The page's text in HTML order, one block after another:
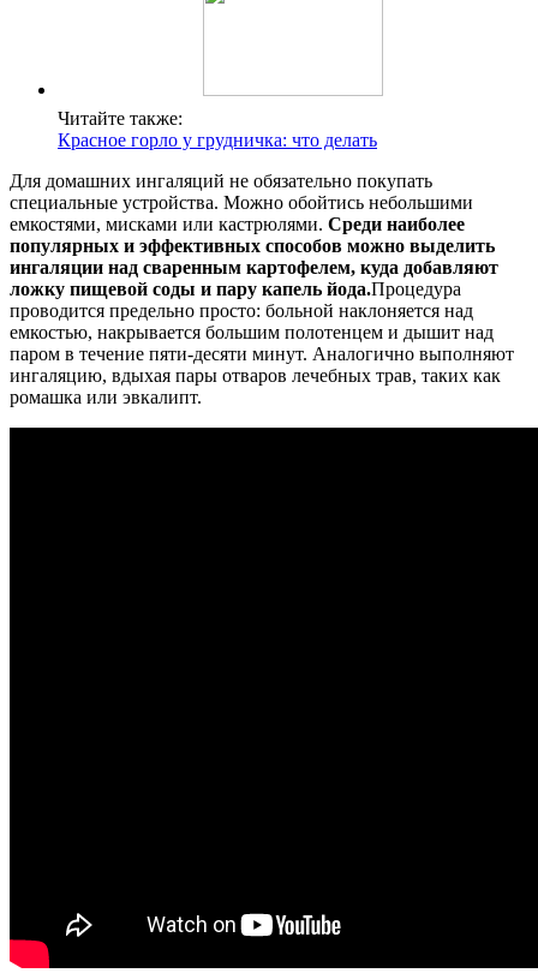
Читайте также:
Красное горло у грудничка: что делать
Для домашних ингаляций не обязательно покупать
специальные устройства. Можно обойтись небольшими
емкостями, мисками или кастрюлями. Среди наиболее
популярных и эффективных способов можно выделить
ингаляции над сваренным картофелем, куда добавляют
ложку пищевой соды и пару капель йода.Процедура
проводится предельно просто: больной наклоняется над
емкостью, накрывается большим полотенцем и дышит над
паром в течение пяти-десяти минут. Аналогично выполняют
ингаляцию, вдыхая пары отваров лечебных трав, таких как
ромашка или эвкалипт.